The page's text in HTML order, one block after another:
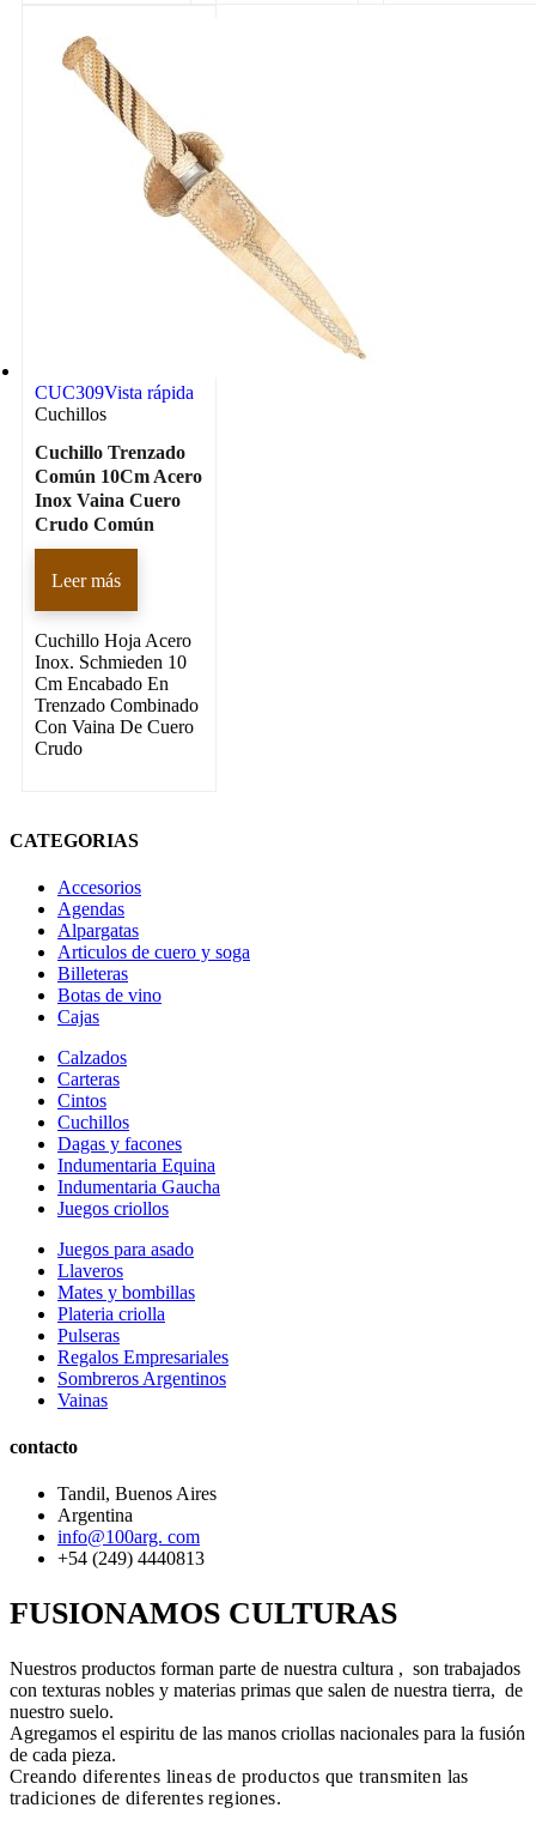
CUC309Vista rápida
Cuchillos
Cuchillo Trenzado
Común 10Cm Acero
Inox Vaina Cuero
Crudo Común
Leer más
Cuchillo Hoja Acero
Inox. Schmieden 10
Cm Encabado En
Trenzado Combinado
Con Vaina De Cuero
Crudo
CATEGORIAS
Accesorios
Agendas
Alpargatas
Articulos de cuero y soga
Billeteras
Botas de vino
Cajas
Calzados
Carteras
Cintos
Cuchillos
Dagas y facones
Indumentaria Equina
Indumentaria Gaucha
Juegos criollos
Juegos para asado
Llaveros
Mates y bombillas
Plateria criolla
Pulseras
Regalos Empresariales
Sombreros Argentinos
Vainas
contacto
Tandil, Buenos Aires
Argentina
info@100arg. com
+54 (249) 4440813
FUSIONAMOS CULTURAS
Nuestros productos forman parte de nuestra cultura , son trabajados
con texturas nobles y materias primas que salen de nuestra tierra, de
nuestro suelo.
Agregamos el espiritu de las manos criollas nacionales para la fusión
de cada pieza.
Creando diferentes lineas de productos que transmiten las
tradiciones de diferentes regiones.